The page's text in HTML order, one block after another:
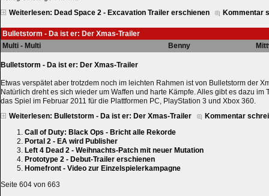
Weiterlesen: Dead Space 2 - Excavation Trailer erschienen
Kommentar
Bulletstorm - Da ist er: Der Xmas-Trailer
Multi - Multi
Benny
Bulletstorm - Da ist er: Der Xmas-Trailer
Etwas verspätet aber trotzdem noch im leichten Rahmen ist von Bulletstorm der
Natürlich dreht es sich wieder um Waffen und harte Kämpfe. Alles gibt es dazu im
das Spiel im Februar 2011 für die Plattformen PC, PlayStation 3 und Xbox 360.
Weiterlesen: Bulletstorm - Da ist er: Der Xmas-Trailer
Kommentar
Call of Duty: Black Ops - Bricht alle Rekorde
Portal 2 - EA wird Publisher
Left 4 Dead 2 - Weihnachts-Patch mit neuer Mutation
Prototype 2 - Debut-Trailer erschienen
Homefront - Video zur Einzelspielerkampagne
Seite 604 von 663